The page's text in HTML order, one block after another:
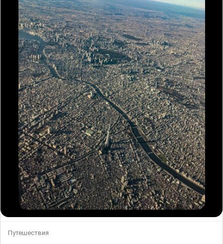
Путешествия